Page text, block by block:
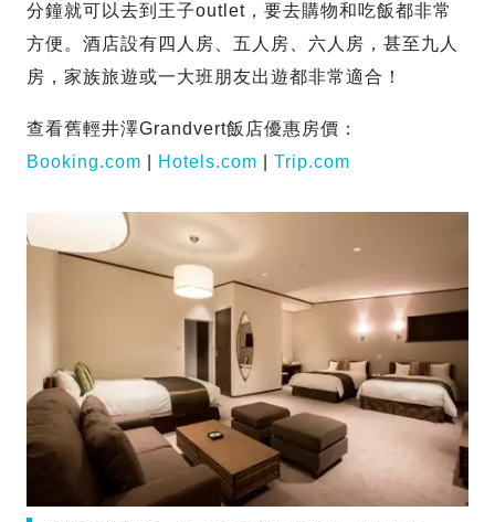
分鐘就可以去到王子outlet，要去購物和吃飯都非常
方便。酒店設有四人房、五人房、六人房，甚至九人
房，家族旅遊或一大班朋友出遊都非常適合！
查看舊輕井澤Grandvert飯店優惠房價：
Booking.com
Hotels.com Trip.com